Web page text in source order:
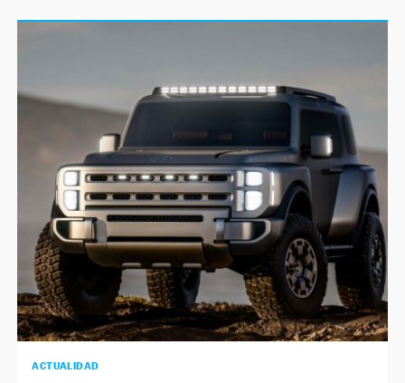
ACTUALIDAD